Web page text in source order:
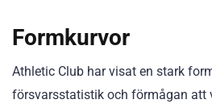
Formkurvor
Athletic Club har visat en stark
försvarsstatistik och förmågan att